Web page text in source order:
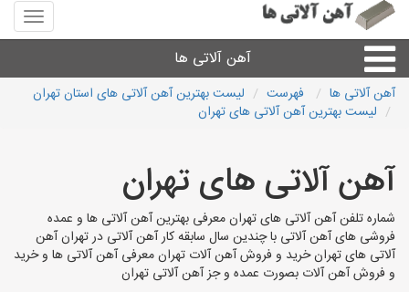
منوی
سایت
آلاتی
ها
آهن آلاتی ها
میلگرد نبشی،مفتول
لوله و اتصالات
سایر آهن آلات
آهن آلاتی ها فهرست
لیست بهترین آهن آلاتی های استان تهران
لیست بهترین آهن آلاتی های تهران
آهن آلاتی های تهران
شماره تلفن آهن آلاتی های تهران معرفی بهترین آهن آلاتی ها و عمده
فروشی های آهن آلاتی با چندین سال سابقه کار آهن آلاتی در تهران آهن
آلاتی های تهران خرید و فروش آهن آلات تهران معرفی آهن آلاتی ها و خرید
و فروش آهن آلات بصورت عمده و جز آهن آلاتی تهران